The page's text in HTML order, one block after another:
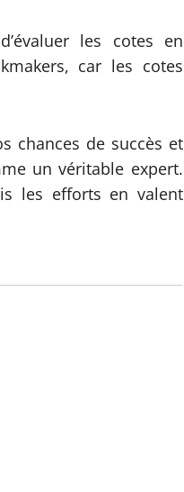
les cotes en
car les cotes
chances de succès et
un véritable expert.
les efforts en valent